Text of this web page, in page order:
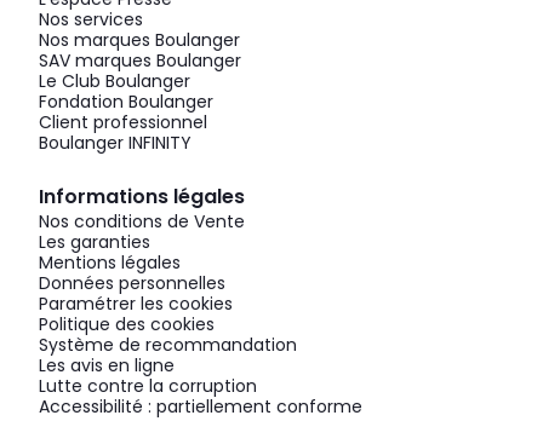
Nos services
Nos marques Boulanger
SAV marques Boulanger
Le Club Boulanger
Fondation Boulanger
Client professionnel
Boulanger INFINITY
Informations légales
Nos conditions de Vente
Les garanties
Mentions légales
Données personnelles
Paramétrer les cookies
Politique des cookies
Système de recommandation
Les avis en ligne
Lutte contre la corruption
Accessibilité : partiellement conforme